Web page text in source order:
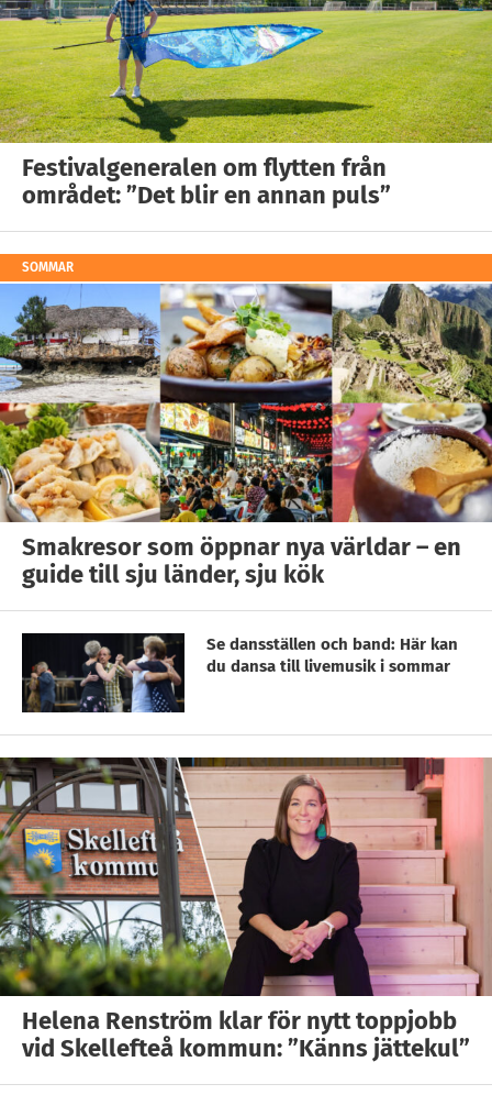
Festivalgeneralen om flytten från
området: ”Det blir en annan puls”
SOMMAR
Smakresor som öppnar nya världar – en
guide till sju länder, sju kök
Se dansställen och band: Här kan
du dansa till livemusik i sommar
Helena Renström klar för nytt toppjobb
vid Skellefteå kommun: ”Känns jättekul”